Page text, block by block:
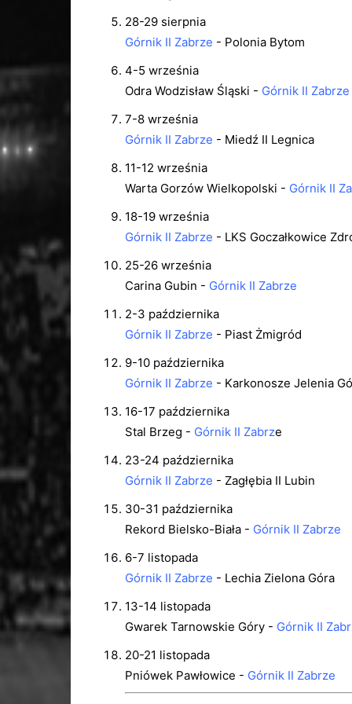
28-29 sierpnia
Górnik II Zabrze - Polonia Bytom
4-5 września
Odra Wodzisław Śląski - Górnik II Zabrze
7-8 września
Górnik II Zabrze - Miedź II Legnica
11-12 września
Warta Gorzów Wielkopolski - Górnik II
18-19 września
Górnik II Zabrze - LKS Goczałkowice
25-26 września
Carina Gubin - Górnik II Zabrze
2-3 października
Górnik II Zabrze - Piast Żmigród
9-10 października
Górnik II Zabrze - Karkonosze Jelenia
16-17 października
Stal Brzeg - Górnik II Zabrze
23-24 października
Górnik II Zabrze - Zagłębia II Lubin
30-31 października
Rekord Bielsko-Biała - Górnik II Zabrze
6-7 listopada
Górnik II Zabrze - Lechia Zielona Góra
13-14 listopada
Gwarek Tarnowskie Góry - Górnik II
20-21 listopada
Pniówek Pawłowice - Górnik II Zabrze